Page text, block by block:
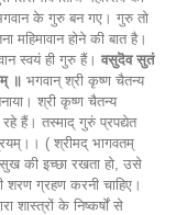
के गुरु बन गए। गुरु तो
होने की बात है।
स्वयं ही गुरु हैं। वसुदॆव सुतं
॥ भगवान् श्री कृष्ण चैतन्य
श्री कृष्ण चैतन्य
हैं। तस्माद् गुरुं प्रपद्येत
( श्रीमद् भागवतम्
की इच्छा रखता हो, उसे
शरण ग्रहण करनी चाहिए।
शास्त्रों के निष्कर्षों से